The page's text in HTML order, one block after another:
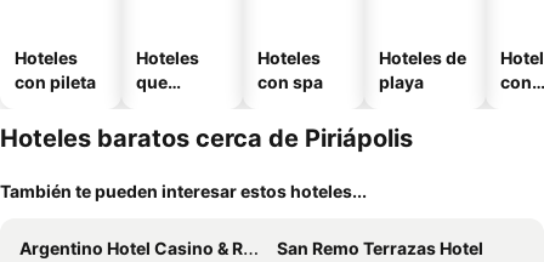
Hoteles
con pileta
Hoteles
que
mascotas
Hoteles
con spa
Hoteles de
playa
con
Hoteles baratos cerca de Piriápolis
También te pueden interesar estos hoteles...
Argentino Hotel Casino & Resort
San Remo Terrazas Hotel